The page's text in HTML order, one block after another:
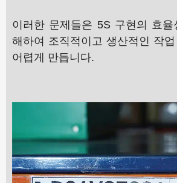
이러한 문제들은 5S 구현의 효율
해하여 조직적이고 생산적인 작업
어렵게 만듭니다.